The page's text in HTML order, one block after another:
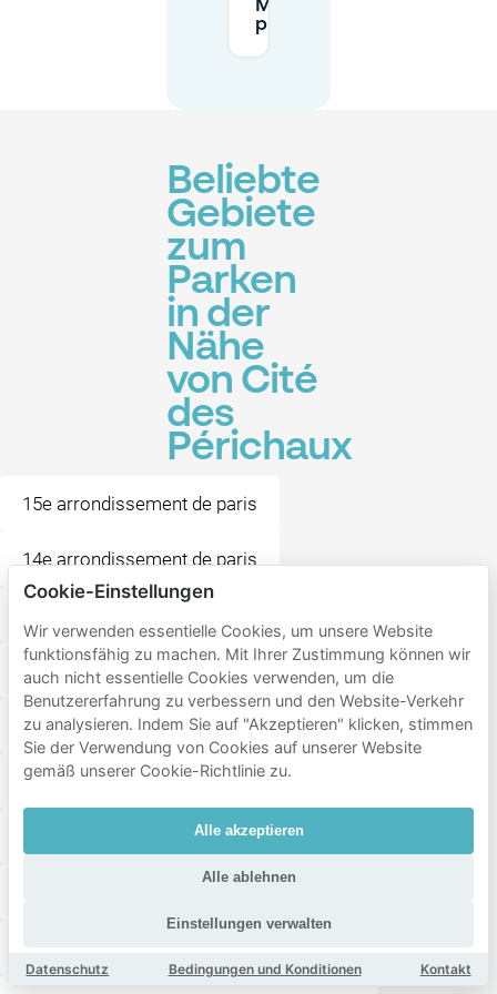
Mobypark
prüfen?
Beliebte
Gebiete
zum
Parken
in der
Nähe
von Cité
des
Périchaux
15e arrondissement de paris
14e arrondissement de paris
Saint-Lambert Porte de Vanves Plaisance
Beaugrenelle Necker Grenelle
Petit-Montrouge École-Militaire
Montparnasse
Cookie-Einstellungen
Wir verwenden essentielle Cookies, um unsere Website
funktionsfähig zu machen. Mit Ihrer Zustimmung können wir
auch nicht essentielle Cookies verwenden, um die
Benutzererfahrung zu verbessern und den Website-Verkehr
zu analysieren. Indem Sie auf "Akzeptieren" klicken, stimmen
Sie der Verwendung von Cookies auf unserer Website
gemäß unserer Cookie-Richtlinie zu.
Alle akzeptieren
Alle ablehnen
Einstellungen verwalten
Datenschutz Bedingungen und Konditionen Kontakt